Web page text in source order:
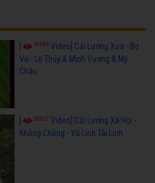
[ 67084 Video] Cải Lương Xưa - Bơ
Vơ - Lệ Thủy & Minh Vương & Mỹ
Châu
50837 Video] Cải Lương Xã Hội -
Không Chồng - Vũ Linh Tài Linh